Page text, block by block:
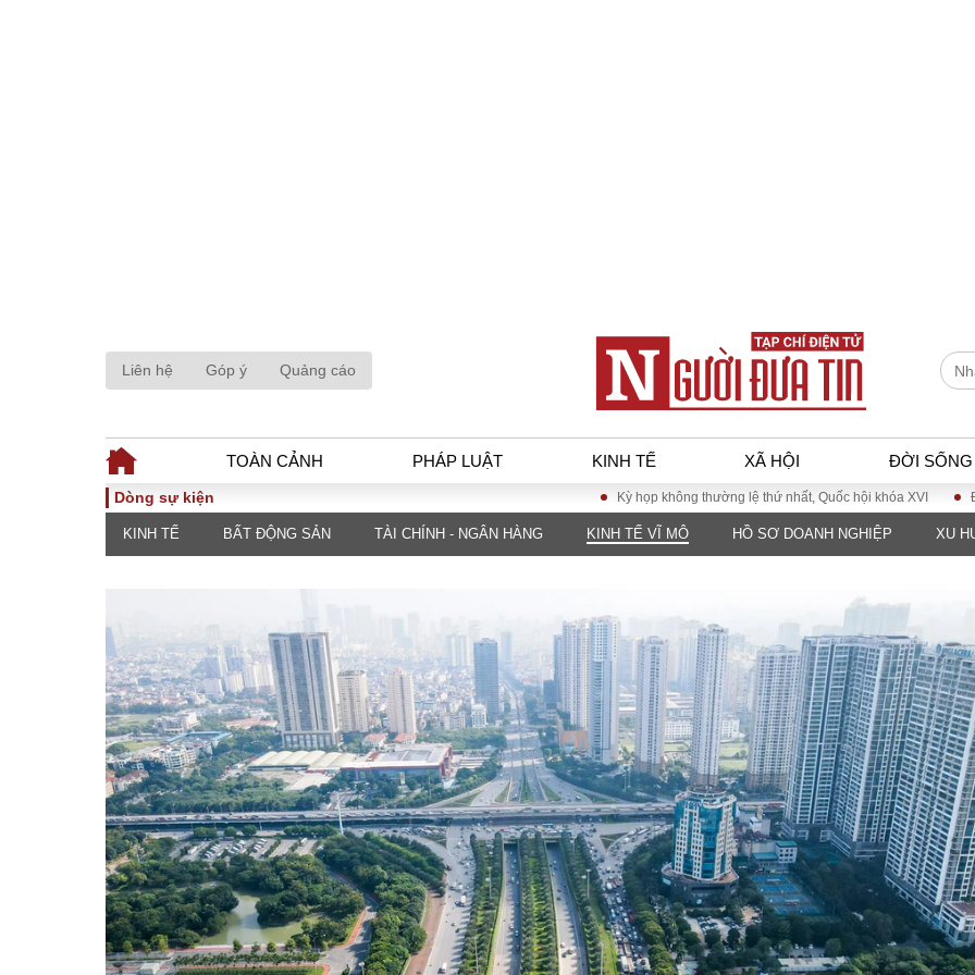
Liên hệ Góp ý Quảng cáo
TOÀN CẢNH PHÁP LUẬT KINH TẾ XÃ HỘI ĐỜI SỐNG
TOÀN CẢNH
Sự kiện
Đối thoại
Thế giới
PHÁP LUẬT
Góc nhìn luật gia
Hồ sơ điều tra
Tiếng nói công dân
An ninh - Hình sự
KINH TẾ
hàng
Kinh tế vĩ mô
Hồ sơ doanh
nghiệp
Xu hướng thị
trường
Tiêu dùng và dư
luận
Công nghệ
XÃ HỘI
Giáo dục
Văn hoá
Môi
Giao
ĐA CHIỀU
Quan điểm
INFOCUS
Dòng sự kiện Kỳ họp không thường lệ thứ nhất, Quốc hội khóa XVI Đưa Nghị
KINH TẾ BẤT ĐỘNG SẢN TÀI CHÍNH - NGÂN HÀNG KINH TẾ VĨ MÔ HỒ SƠ DOANH NGHIỆP XU